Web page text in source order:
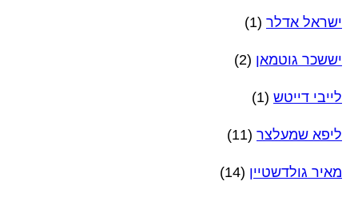
ישראל אדלר (1)
יששכר גוטמאן (2)
לייבי דייטש (1)
ליפא שמעלצר (11)
מאיר גולדשטיין (14)